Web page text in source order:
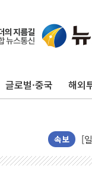
글로벌·중국 해외
속보
목
[
[